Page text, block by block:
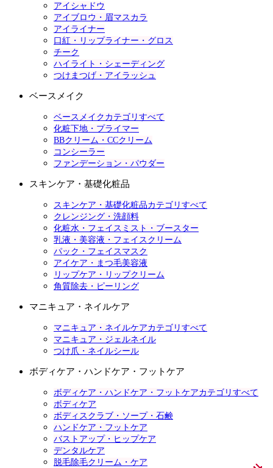
アイシャドウ
アイブロウ・眉マスカラ
アイライナー
口紅・リップライナー・グロス
チーク
ハイライト・シェーディング
つけまつげ・アイラッシュ
ベースメイク
ベースメイクカテゴリすべて
化粧下地・プライマー
BBクリーム・CCクリーム
コンシーラー
ファンデーション・パウダー
スキンケア・基礎化粧品
スキンケア・基礎化粧品カテゴリすべて
クレンジング・洗顔料
化粧水・フェイスミスト・ブースター
乳液・美容液・フェイスクリーム
パック・フェイスマスク
アイケア・まつ毛美容液
リップケア・リップクリーム
角質除去・ピーリング
マニキュア・ネイルケア
マニキュア・ネイルケアカテゴリすべて
マニキュア・ジェルネイル
つけ爪・ネイルシール
ボディケア・ハンドケア・フットケア
ボディケア・ハンドケア・フットケアカテゴリすべて
ボディケア
ボディスクラブ・ソープ・石鹸
ハンドケア・フットケア
バストアップ・ヒップケア
デンタルケア
脱毛除毛クリーム・ケア